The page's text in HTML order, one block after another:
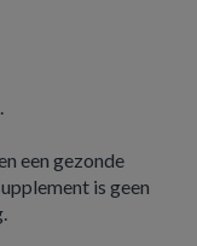
een gezonde
is geen